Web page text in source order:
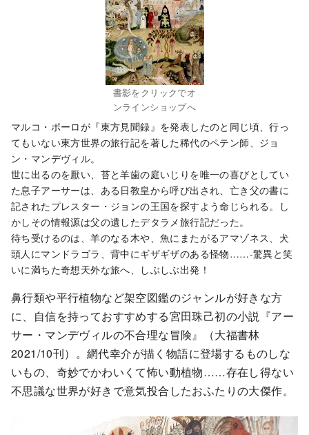
書影をクリックでオ
ンラインショップへ
マルコ・ポーロが『東方見聞録』を発表したのと同じ頃、行っ
てもいない東方世界の旅行記を著した稀代のペテン師、ジョ
ン・マンデヴィル。
世に出るのを厭い、苔と羊歯の庭いじりを唯一の喜びとしてい
た息子アーサーは、ある日教皇から呼び出され、亡き父の書に
記されたプレスター・ジョンの王国を探すよう命じられる。し
かしその情報源は父の遺したデタラメ旅行記だった。
待ち受けるのは、羊のなる木や、魚にまたがるアマゾネス、犬
頭人にマンドラゴラ、背中にギザギザのある怪物……-驚異と笑
いに満ちた奇想天外な旅へ、しぶしぶ出発！
鼻行類や平行植物など架空図鑑のジャンルが好きな方
に、自信を持っておすすめする宮田珠己初の小説『アー
サー・マンデヴィルの不合理な冒険』（大福書林
2021/10刊）。網代幸介が描く物語に登場するものしな
いもの、奇妙でかわいくて怖い動植物……存在し得ない
不思議な世界が好きで意気投合したおふたりの大傑作。